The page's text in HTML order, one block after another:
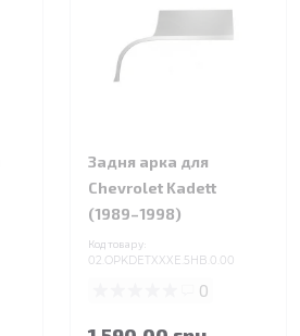
Задня арка для
Chevrolet Kadett
(1989–1998)
Код товару:
02.OPKDETXXXE.5HB.0.00
0